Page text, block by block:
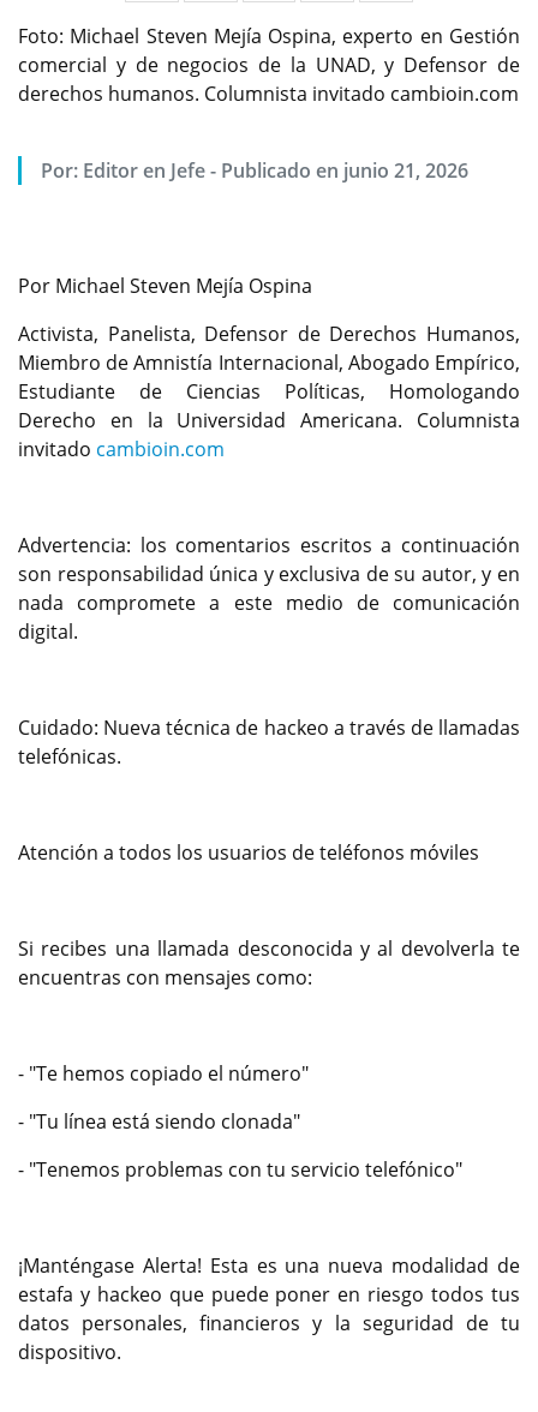
Foto: Michael Steven Mejía Ospina, experto en Gestión
comercial y de negocios de la UNAD, y Defensor de
derechos humanos. Columnista invitado cambioin.com
Por: Editor en Jefe- Publicado en junio 21, 2026
Por Michael Steven Mejía Ospina
Activista, Panelista, Defensor de Derechos Humanos,
Miembro de Amnistía Internacional, Abogado Empírico,
Estudiante de Ciencias Políticas, Homologando
Derecho en la Universidad Americana. Columnista
invitado cambioin.com
Advertencia: los comentarios escritos a continuación
son responsabilidad única y exclusiva de su autor, y en
nada compromete a este medio de comunicación
digital.
Cuidado: Nueva técnica de hackeo a través de llamadas
telefónicas.
Atención a todos los usuarios de teléfonos móviles
Si recibes una llamada desconocida y al devolverla te
encuentras con mensajes como:
- "Te hemos copiado el número"
- "Tu línea está siendo clonada"
- "Tenemos problemas con tu servicio telefónico"
¡Manténgase Alerta! Esta es una nueva modalidad de
estafa y hackeo que puede poner en riesgo todos tus
datos personales, financieros y la seguridad de tu
dispositivo.